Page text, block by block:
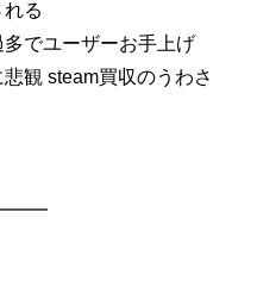
る
でユーザーお手上げ
観 steam買収のうわさ